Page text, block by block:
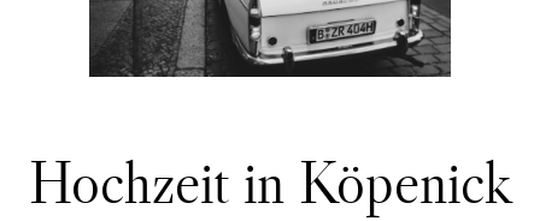
Hochzeit in Köpenick